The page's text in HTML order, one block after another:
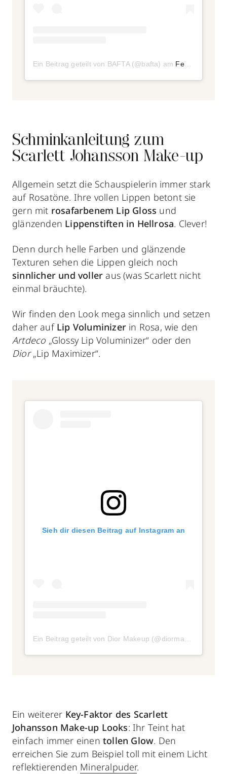
Ein Beitrag geteilt von BAFTA (@bafta) am Feb 9, 2020 um 8:45 PST
Schminkanleitung zum
Scarlett Johansson Make-up
Allgemein setzt die Schauspielerin immer stark
auf Rosatöne. Ihre vollen Lippen betont sie
gern mit rosafarbenem Lip Gloss und
glänzenden Lippenstiften in Hellrosa. Clever!
Denn durch helle Farben und glänzende
Texturen sehen die Lippen gleich noch
sinnlicher und voller aus (was Scarlett nicht
einmal bräuchte).
Wir finden den Look mega sinnlich und setzen
daher auf Lip Voluminizer in Rosa, wie den
Artdeco „Glossy Lip Voluminizer“ oder den
Dior„Lip Maximizer“.
Sieh dir diesen Beitrag auf Instagram an
Ein Beitrag geteilt von Dior Makeup (@diormakeup)
Ein weiterer Key-Faktor des Scarlett
Johansson Make-up Looks: Ihr Teint hat
einfach immer einen tollen Glow. Den
erreichen Sie zum Beispiel toll mit einem Licht
reflektierenden Mineralpuder.